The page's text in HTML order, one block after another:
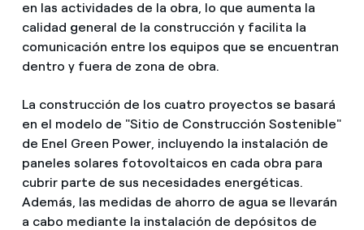
en las actividades de la obra, lo que aumenta la
calidad general de la construcción y facilita la
comunicación entre los equipos que se encuentran
dentro y fuera de zona de obra.
La construcción de los cuatro proyectos se basará
en el modelo de "Sitio de Construcción Sostenible"
de Enel Green Power, incluyendo la instalación de
paneles solares fotovoltaicos en cada obra para
cubrir parte de sus necesidades energéticas.
Además, las medidas de ahorro de agua se llevarán
a cabo mediante la instalación de depósitos de